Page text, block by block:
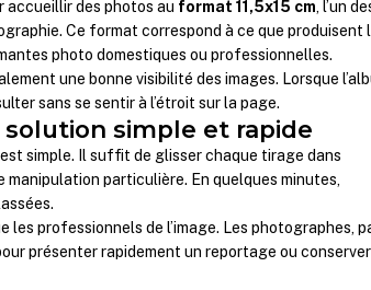
accueillir des photos au format 11,5x15 cm, l’un
Ce format correspond à ce que produisent
photo domestiques ou professionnelles.
une bonne visibilité des images. Lorsque
sans se sentir à l’étroit sur la page.
simple et rapide
est simple. Il suffit de glisser chaque tirage dans
manipulation particulière. En quelques minutes,
professionnels de l’image. Les photographes,
présenter rapidement un reportage ou conserver